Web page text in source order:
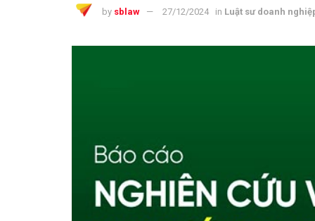
by sblaw 27/12/2024 in Luật sư doanh